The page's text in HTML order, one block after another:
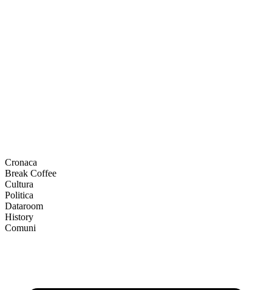
Cronaca
Break Coffee
Cultura
Politica
Dataroom
History
Comuni